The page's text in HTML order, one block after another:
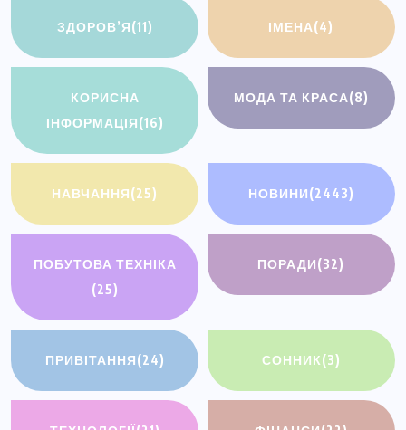
ЗДОРОВ’Я(11) ІМЕНА(4)
КОРИСНА
ІНФОРМАЦІЯ(16)
МОДА ТА КРАСА(8)
НАВЧАННЯ(25) НОВИНИ(2443)
ПОБУТОВА ТЕХНІКА
(25)
ПОРАДИ(32)
ПРИВІТАННЯ(24) СОННИК(3)